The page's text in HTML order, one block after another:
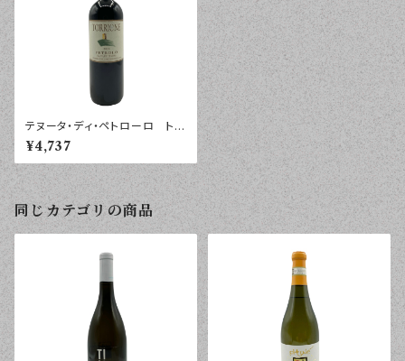
テヌータ・ディ・ペトローロ トリ
オーネ トスカーナ ヴァル・ダ
ルノ・ディ・ソプラ ２０１６年 ７
５０ｍｌ
¥4,737
同じカテゴリの商品